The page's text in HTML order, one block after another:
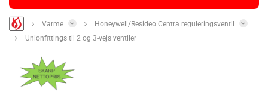
Varme
Honeywell/Resideo Centra reguleringsventil
Unionfittings til 2 og 3-vejs ventiler